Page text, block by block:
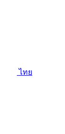
ไทย